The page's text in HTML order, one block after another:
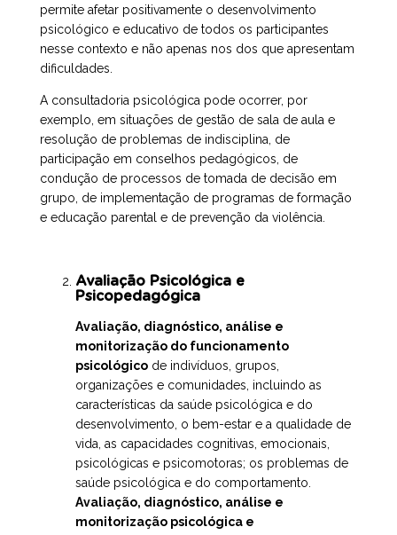
permite afetar positivamente o desenvolvimento
psicológico e educativo de todos os participantes
nesse contexto e não apenas nos dos que apresentam
dificuldades.
A consultadoria psicológica pode ocorrer, por
exemplo, em situações de gestão de sala de aula e
resolução de problemas de indisciplina, de
participação em conselhos pedagógicos, de
condução de processos de tomada de decisão em
grupo, de implementação de programas de formação
e educação parental e de prevenção da violência.
Avaliação Psicológica e
Psicopedagógica
Avaliação, diagnóstico, análise e
monitorização do funcionamento
psicológico de indivíduos, grupos,
organizações e comunidades, incluindo as
características da saúde psicológica e do
desenvolvimento, o bem-estar e a qualidade de
vida, as capacidades cognitivas, emocionais,
psicológicas e psicomotoras; os problemas de
saúde psicológica e do comportamento.
Avaliação, diagnóstico, análise e
monitorização psicológica e